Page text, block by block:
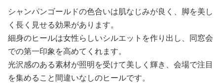
シャンパンゴールドの色合いは肌なじみが良く、脚を美し
く長く見せる効果があります。
細身のヒールは女性らしいシルエットを作り出し、同窓会
での第一印象を高めてくれます。
光沢感のある素材が照明を受けて美しく輝き、会場で注目
を集めること間違いなしのヒールです。